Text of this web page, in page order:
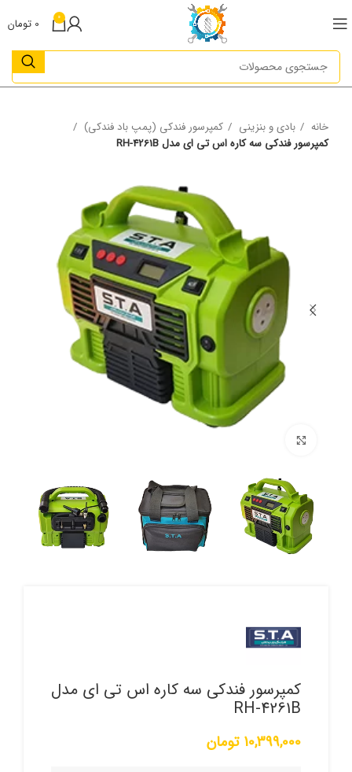
0
0 تومان
خانه بادی و بنزینی
کمپرسور فندکی (پمپ باد فندکی)
کمپرسور فندکی سه کاره اس تی ای مدل RH-4261B
کمپرسور فندکی سه کاره اس تی ای مدل
RH-4261B
10,399,000 تومان